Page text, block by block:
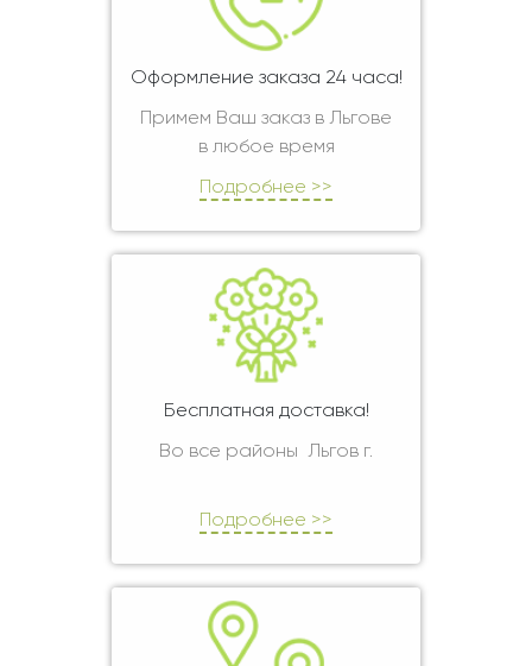
Оформление заказа 24 часа!
Примем Ваш заказ в Льгове
в любое время
Подробнее >>
Бесплатная доставка!
Во все районы Льгов г.
Подробнее >>